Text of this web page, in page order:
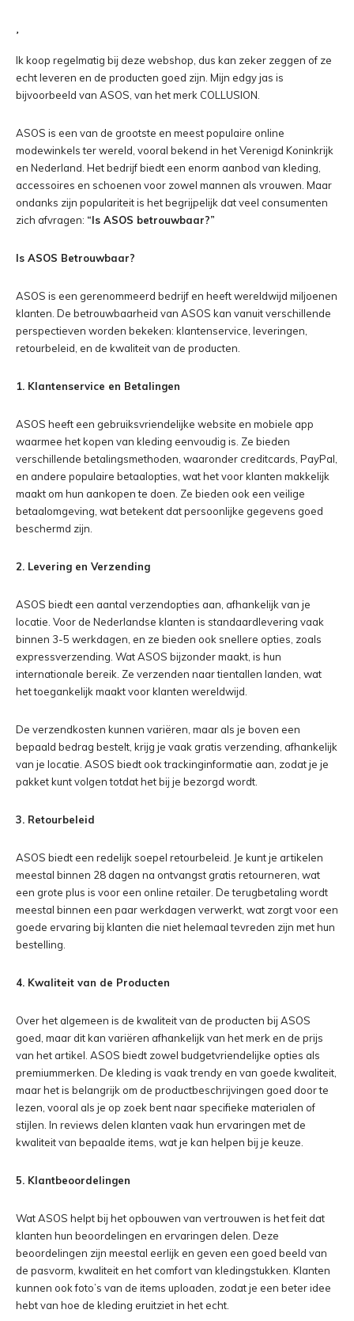
Ik koop regelmatig bij deze webshop, dus kan zeker zeggen of ze
echt leveren en de producten goed zijn. Mijn edgy jas is
bijvoorbeeld van ASOS, van het merk COLLUSION.
ASOS is een van de grootste en meest populaire online
modewinkels ter wereld, vooral bekend in het Verenigd Koninkrijk
en Nederland. Het bedrijf biedt een enorm aanbod van kleding,
accessoires en schoenen voor zowel mannen als vrouwen. Maar
ondanks zijn populariteit is het begrijpelijk dat veel consumenten
zich afvragen: “Is ASOS betrouwbaar?”
Is ASOS Betrouwbaar?
ASOS is een gerenommeerd bedrijf en heeft wereldwijd miljoenen
klanten. De betrouwbaarheid van ASOS kan vanuit verschillende
perspectieven worden bekeken: klantenservice, leveringen,
retourbeleid, en de kwaliteit van de producten.
1. Klantenservice en Betalingen
ASOS heeft een gebruiksvriendelijke website en mobiele app
waarmee het kopen van kleding eenvoudig is. Ze bieden
verschillende betalingsmethoden, waaronder creditcards, PayPal,
en andere populaire betaalopties, wat het voor klanten makkelijk
maakt om hun aankopen te doen. Ze bieden ook een veilige
betaalomgeving, wat betekent dat persoonlijke gegevens goed
beschermd zijn.
2. Levering en Verzending
ASOS biedt een aantal verzendopties aan, afhankelijk van je
locatie. Voor de Nederlandse klanten is standaardlevering vaak
binnen 3-5 werkdagen, en ze bieden ook snellere opties, zoals
expressverzending. Wat ASOS bijzonder maakt, is hun
internationale bereik. Ze verzenden naar tientallen landen, wat
het toegankelijk maakt voor klanten wereldwijd.
De verzendkosten kunnen variëren, maar als je boven een
bepaald bedrag bestelt, krijg je vaak gratis verzending, afhankelijk
van je locatie. ASOS biedt ook trackinginformatie aan, zodat je je
pakket kunt volgen totdat het bij je bezorgd wordt.
3. Retourbeleid
ASOS biedt een redelijk soepel retourbeleid. Je kunt je artikelen
meestal binnen 28 dagen na ontvangst gratis retourneren, wat
een grote plus is voor een online retailer. De terugbetaling wordt
meestal binnen een paar werkdagen verwerkt, wat zorgt voor een
goede ervaring bij klanten die niet helemaal tevreden zijn met hun
bestelling.
4. Kwaliteit van de Producten
Over het algemeen is de kwaliteit van de producten bij ASOS
goed, maar dit kan variëren afhankelijk van het merk en de prijs
van het artikel. ASOS biedt zowel budgetvriendelijke opties als
premiummerken. De kleding is vaak trendy en van goede kwaliteit,
maar het is belangrijk om de productbeschrijvingen goed door te
lezen, vooral als je op zoek bent naar specifieke materialen of
stijlen. In reviews delen klanten vaak hun ervaringen met de
kwaliteit van bepaalde items, wat je kan helpen bij je keuze.
5. Klantbeoordelingen
Wat ASOS helpt bij het opbouwen van vertrouwen is het feit dat
klanten hun beoordelingen en ervaringen delen. Deze
beoordelingen zijn meestal eerlijk en geven een goed beeld van
de pasvorm, kwaliteit en het comfort van kledingstukken. Klanten
kunnen ook foto’s van de items uploaden, zodat je een beter idee
hebt van hoe de kleding eruitziet in het echt.